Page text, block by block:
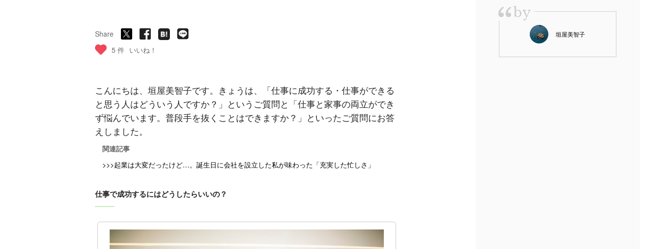
Share
5 件 いいね！
こんにちは、垣屋美智子です。きょうは、「仕事に成功する・仕事ができる
と思う人はどういう人ですか？」というご質問と「仕事と家事の両立ができ
ず悩んでいます。普段手を抜くことはできますか？」といったご質問にお答
えしました。
関連記事
>>>起業は大変だったけど…。誕生日に会社を設立した私が味わった「充実した忙しさ」
仕事で成功するにはどうしたらいいの？
“by
垣屋美智子